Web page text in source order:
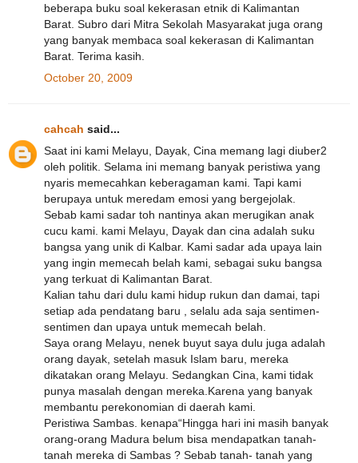
beberapa buku soal kekerasan etnik di Kalimantan
Barat. Subro dari Mitra Sekolah Masyarakat juga orang
yang banyak membaca soal kekerasan di Kalimantan
Barat. Terima kasih.
October 20, 2009
cahcah said...
Saat ini kami Melayu, Dayak, Cina memang lagi diuber2
oleh politik. Selama ini memang banyak peristiwa yang
nyaris memecahkan keberagaman kami. Tapi kami
berupaya untuk meredam emosi yang bergejolak.
Sebab kami sadar toh nantinya akan merugikan anak
cucu kami. kami Melayu, Dayak dan cina adalah suku
bangsa yang unik di Kalbar. Kami sadar ada upaya lain
yang ingin memecah belah kami, sebagai suku bangsa
yang terkuat di Kalimantan Barat.
Kalian tahu dari dulu kami hidup rukun dan damai, tapi
setiap ada pendatang baru , selalu ada saja sentimen-
sentimen dan upaya untuk memecah belah.
Saya orang Melayu, nenek buyut saya dulu juga adalah
orang dayak, setelah masuk Islam baru, mereka
dikatakan orang Melayu. Sedangkan Cina, kami tidak
punya masalah dengan mereka.Karena yang banyak
membantu perekonomian di daerah kami.
Peristiwa Sambas. kenapa“Hingga hari ini masih banyak
orang-orang Madura belum bisa mendapatkan tanah-
tanah mereka di Sambas ? Sebab tanah- tanah yang